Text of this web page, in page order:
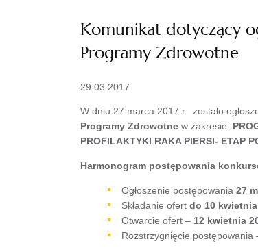
Komunikat dotyczący
Programy Zdrowotne
29.03.2017
W dniu 27 marca 2017 r. zostało
Programy Zdrowotne w zakresie:
PROFILAKTYKI RAKA PIERSI- ETAP
Harmonogram postępowania
Ogłoszenie postępowania 27
Składanie ofert do 10 kwietnia
Otwarcie ofert – 12 kwietnia
Rozstrzygnięcie postępowania